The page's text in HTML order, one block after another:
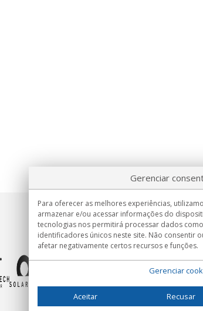
Informação
Seg.-Sex. 9:00h -
Entrega em
Gerenciar
Para oferecer as melhores experiências,
armazenar e/ou acessar informações do
tecnologias nos permitirá processar dados
identificadores únicos neste site. Não consentir
afetar negativamente certos recursos e funções.
Gerenciar
Aceitar Recusar